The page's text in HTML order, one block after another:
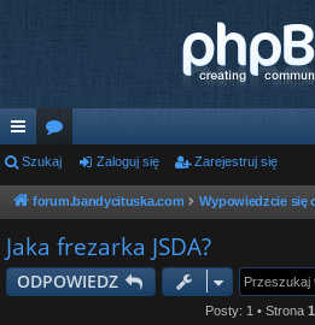
ię
ce
j
…
or
a
Szukaj Zaloguj się Zarejestruj się
forum.bandycituska.com
Jaka frezarka JSDA?
ODPOWIEDZ
Posty: 1 • Strona 1